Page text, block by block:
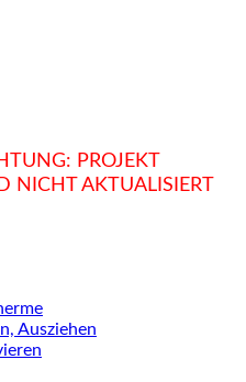
PROJEKT
NICHT AKTUALISIERT
Ausziehen